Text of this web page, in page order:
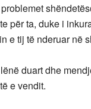
për ta, duke i
e tij të nderuar në
duart dhe
e vendit.